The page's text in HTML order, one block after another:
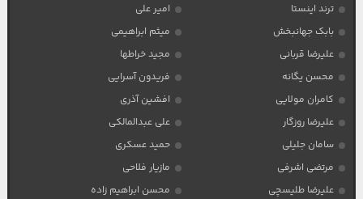
ترند اینستا
امیر علی
بابک جهانبخش
میثم ابراهیمی
علیرضا قربانی
مجید خراطها
محسن یگانه
فریدون آسرایی
کامران مولایی
افشین آذری
علیرضا روزگار
علی عبدالمالکی
سامان جلیلی
حمید عسکری
مرتضی اشرفی
مازیار فلاحی
علیرضا طلیسچی
محسن ابراهیم زاده